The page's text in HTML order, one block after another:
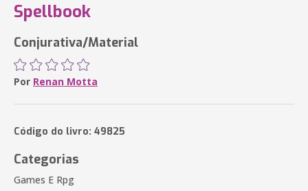
Spellbook
Conjurativa/Material
Por Renan Motta
Código do livro: 49825
Categorias
Games E Rpg